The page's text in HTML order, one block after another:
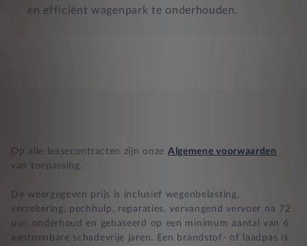
en efficiënt wagenpark te onderhouden.
Op alle leasecontracten zijn onze Algemene voorwaarden
van toepassing.
De weergegeven prijs is inclusief wegenbelasting,
verzekering, pechhulp, reparaties, vervangend vervoer na 72
uur, onderhoud en gebaseerd op een minimum aantal van 6
aantoonbare schadevrije jaren. Een brandstof- of laadpas is